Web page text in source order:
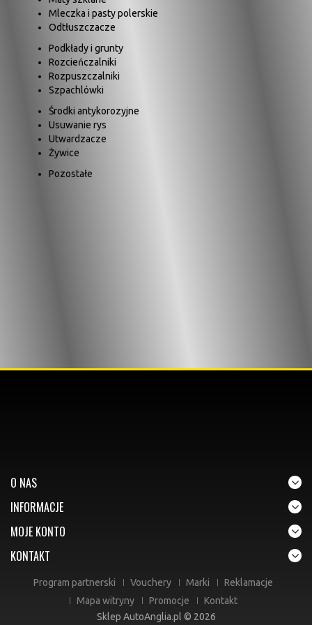
Mleczka i pasty polerskie
Odtłuszczacze
Podkłady i grunty
Rozcieńczalniki
Rozpuszczalniki
Szpachlówki
Środki antykorozyjne
Usuwanie rys
Utwardzacze
Żywice
Pozostałe
O NAS
INFORMACJE
MOJE KONTO
KONTAKT
Program partnerski Vouchery Marki
Reklamacje
Mapa witryny
Promocje
Kontakt
Sklep AutoAnglia.pl © 2026